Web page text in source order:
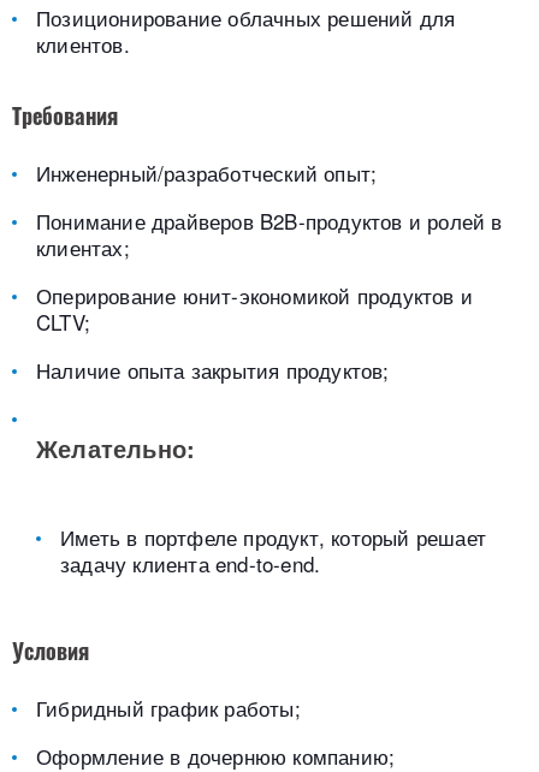
Позиционирование облачных решений для
клиентов.
Требования
Инженерный/разработческий опыт;
Понимание драйверов B2B-продуктов и ролей в
клиентах;
Оперирование юнит-экономикой продуктов и
CLTV;
Наличие опыта закрытия продуктов;
Желательно:
Иметь в портфеле продукт, который решает
задачу клиента end-to-end.
Условия
Гибридный график работы;
Оформление в дочернюю компанию;